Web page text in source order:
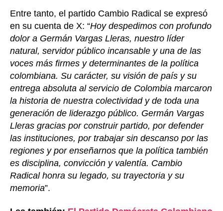
Entre tanto, el partido Cambio Radical se expresó
en su cuenta de X: “Hoy despedimos con profundo
dolor a Germán Vargas Lleras, nuestro líder
natural, servidor público incansable y una de las
voces más firmes y determinantes de la política
colombiana. Su carácter, su visión de país y su
entrega absoluta al servicio de Colombia marcaron
la historia de nuestra colectividad y de toda una
generación de liderazgo público. Germán Vargas
Lleras gracias por construir partido, por defender
las instituciones, por trabajar sin descanso por las
regiones y por enseñarnos que la política también
es disciplina, convicción y valentía. Cambio
Radical honra su legado, su trayectoria y su
memoria”.